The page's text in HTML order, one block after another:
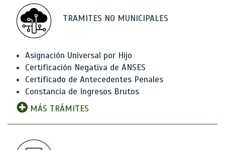
TRAMITES NO MUNICIPALES
Asignación Universal por Hijo
Certificación Negativa de ANSES
Certificado de Antecedentes Penales
Constancia de Ingresos Brutos
MÁS TRÁMITES